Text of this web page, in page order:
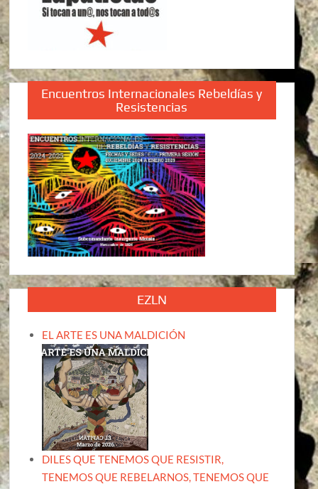
Encuentros Internacionales Rebeldías y
Resistencias
EZLN
EL ARTE ES UNA MALDICIÓN
DILES QUE TENEMOS QUE RESISTIR,
TENEMOS QUE REBELARNOS, TENEMOS QUE